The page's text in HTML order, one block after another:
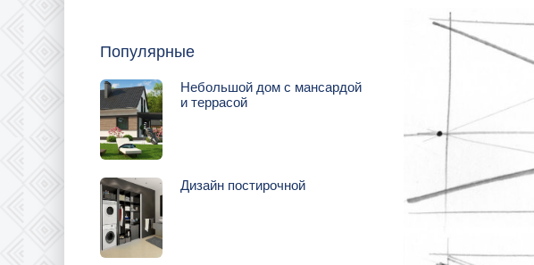
Популярные
Небольшой дом с мансардой
и террасой
Дизайн постирочной